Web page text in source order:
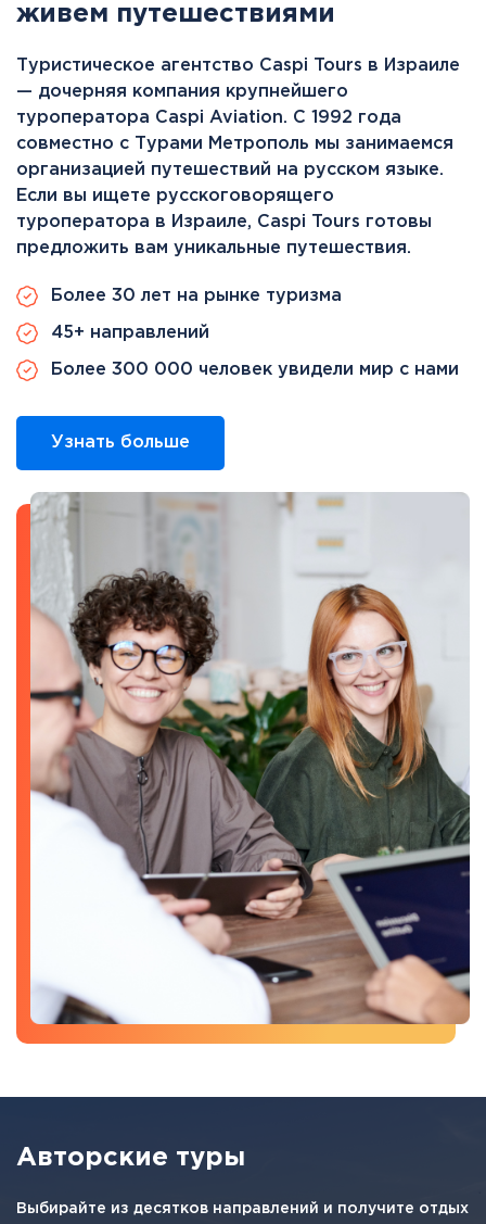
живем путешествиями
Туристическое агентство Caspi Tours в Израиле
— дочерняя компания крупнейшего
туроператора Caspi Aviation. С 1992 года
совместно с Турами Метрополь мы занимаемся
организацией путешествий на русском языке.
Если вы ищете русскоговорящего
туроператора в Израиле, Caspi Tours готовы
предложить вам уникальные путешествия.
Более 30 лет на рынке туризма
45+ направлений
Более 300 000 человек увидели мир с нами
Узнать больше
Авторские туры
Выбирайте из десятков направлений и получите отдых